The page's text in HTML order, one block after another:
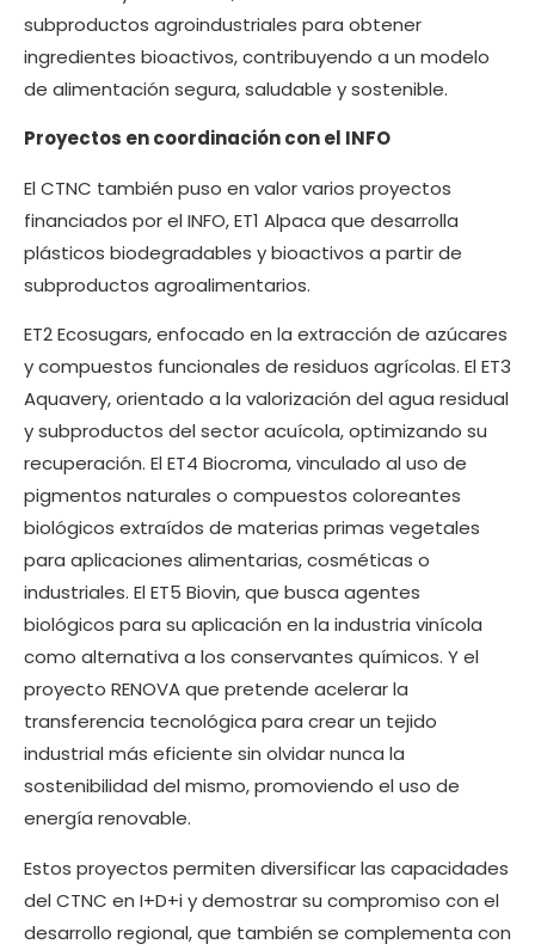
subproductos agroindustriales para obtener
ingredientes bioactivos, contribuyendo a un modelo
de alimentación segura, saludable y sostenible.
Proyectos en coordinación con el INFO
El CTNC también puso en valor varios proyectos
financiados por el INFO, ET1 Alpaca que desarrolla
plásticos biodegradables y bioactivos a partir de
subproductos agroalimentarios.
ET2 Ecosugars, enfocado en la extracción de azúcares
y compuestos funcionales de residuos agrícolas. El ET3
Aquavery, orientado a la valorización del agua residual
y subproductos del sector acuícola, optimizando su
recuperación. El ET4 Biocroma, vinculado al uso de
pigmentos naturales o compuestos coloreantes
biológicos extraídos de materias primas vegetales
para aplicaciones alimentarias, cosméticas o
industriales. El ET5 Biovin, que busca agentes
biológicos para su aplicación en la industria vinícola
como alternativa a los conservantes químicos. Y el
proyecto RENOVA que pretende acelerar la
transferencia tecnológica para crear un tejido
industrial más eficiente sin olvidar nunca la
sostenibilidad del mismo, promoviendo el uso de
energía renovable.
Estos proyectos permiten diversificar las capacidades
del CTNC en I+D+i y demostrar su compromiso con el
desarrollo regional, que también se complementa con